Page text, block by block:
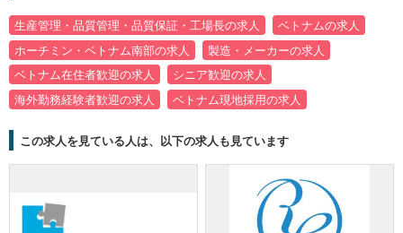
生産管理・品質管理・品質保証・工場長の求人
ベトナムの求人
ホーチミン・ベトナム南部の求人
製造・メーカーの求人
ベトナム在住者歓迎の求人
シニア歓迎の求人
海外勤務経験者歓迎の求人
ベトナム現地採用の求人
この求人を見ている人は、以下の求人も見ています